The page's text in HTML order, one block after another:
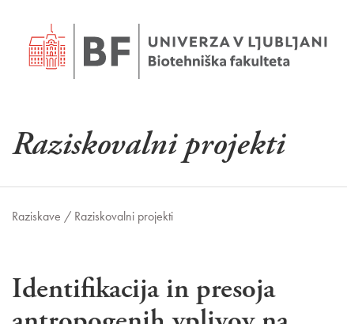
Raziskovalni projekti
Raziskave / Raziskovalni projekti
Identifikacija in presoja